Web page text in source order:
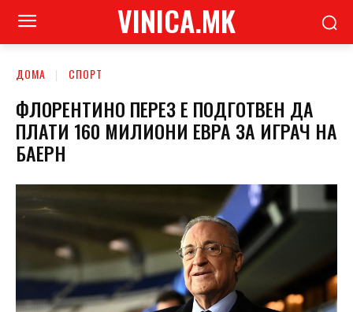
VINICA.MK
ДОМА СПОРТ
ФЛОРЕНТИНО ПЕРЕЗ Е ПОДГОТВЕН ДА
ПЛАТИ 160 МИЛИОНИ ЕВРА ЗА ИГРАЧ НА
БАЕРН